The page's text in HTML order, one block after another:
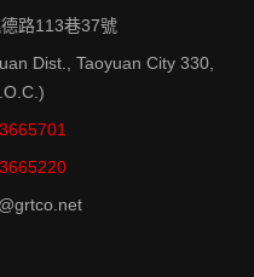
路113巷37號
Dist., Taoyuan City 330,